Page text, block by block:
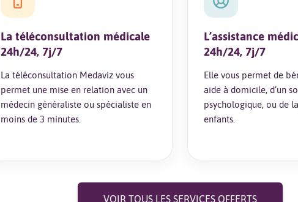
La téléconsultation médicale
24h/24, 7j/7
La téléconsultation Medaviz vous
permet une mise en relation avec un
médecin généraliste ou spécialiste en
moins de 3 minutes.
L’assistance
24h/24, 7j/7
Elle vous permet de
aide à domicile, d’un
psychologique, ou de
enfants.
VOIR TOUS LES SERVICES OFFERTS